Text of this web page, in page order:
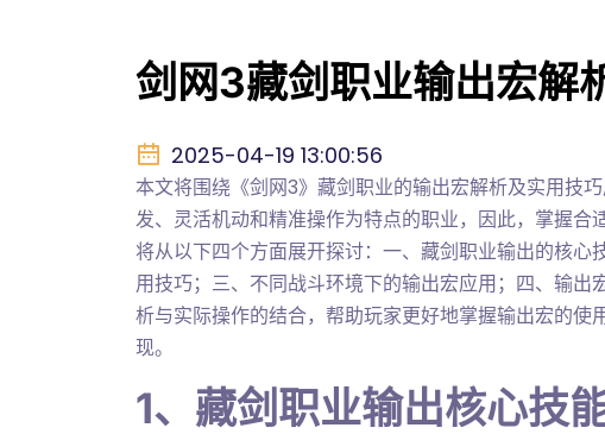
剑网3藏剑职业输出宏解
2025-04-19 13:00:56
本文将围绕《剑网3》藏剑职业的输出宏解析及实用技
发、灵活机动和精准操作为特点的职业，因此，掌握
将从以下四个方面展开探讨：一、藏剑职业输出的核
用技巧；三、不同战斗环境下的输出宏应用；四、输
析与实际操作的结合，帮助玩家更好地掌握输出宏的
现。
1、藏剑职业输出核心技